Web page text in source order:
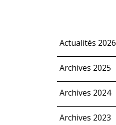
Actualités 2026
Archives 2025
Archives 2024
Archives 2023